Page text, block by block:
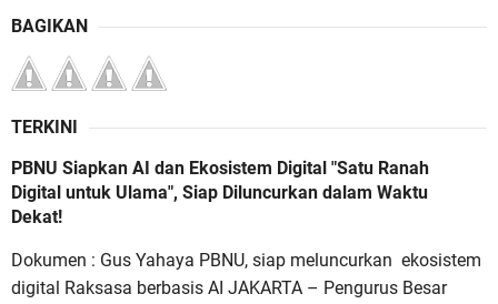
BAGIKAN
TERKINI
PBNU Siapkan AI dan Ekosistem Digital "Satu Ranah
Digital untuk Ulama", Siap Diluncurkan dalam Waktu
Dekat!
Dokumen : Gus Yahaya PBNU, siap meluncurkan ekosistem
digital Raksasa berbasis AI JAKARTA – Pengurus Besar